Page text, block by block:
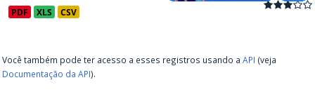
PDF XLS CSV
Você também pode ter acesso a esses registros usando a API (veja
Documentação da API).